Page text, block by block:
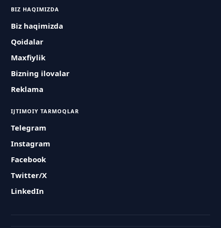
BIZ HAQIMIZDA
Biz haqimizda
Qoidalar
Maxfiylik
Bizning ilovalar
Reklama
IJTIMOIY TARMOQLAR
Telegram
Instagram
Facebook
Twitter/X
LinkedIn